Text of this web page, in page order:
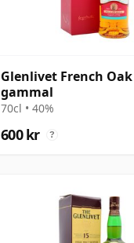
Glenlivet French
gammal
70cl • 40%
600 kr ?